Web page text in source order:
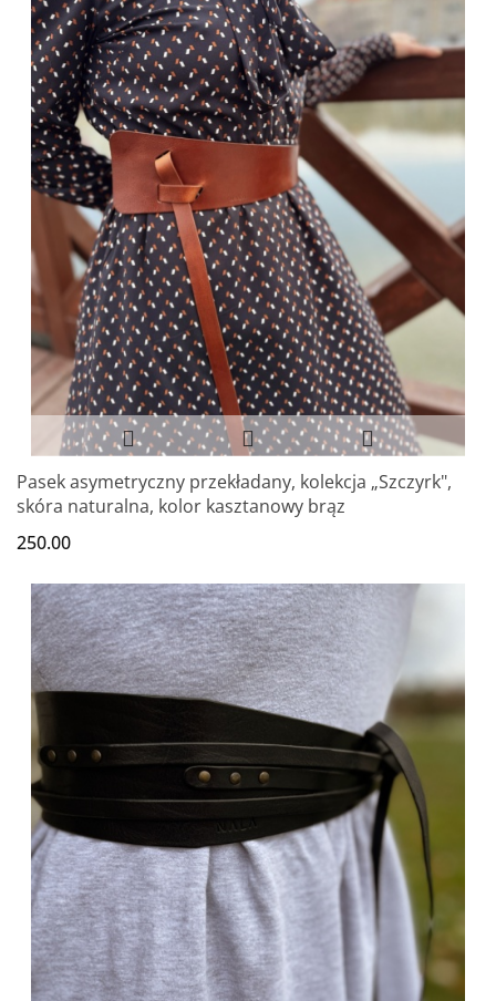
Pasek asymetryczny przekładany, kolekcja „Szczyrk",
skóra naturalna, kolor kasztanowy brąz
250.00